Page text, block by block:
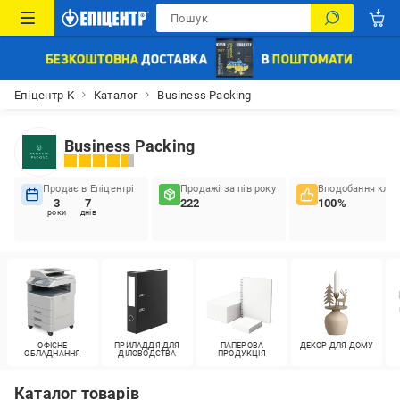
Епіцентр К Каталог Вusiness Packing
Вusiness Packing
Продає в Епіцентрі
3
роки
7
днів
Продажі за пів року
222
Вподобання
100%
ОФІСНЕ
ОБЛАДНАННЯ
ПРИЛАДДЯ ДЛЯ
ДІЛОВОДСТВА
ПАПЕРОВА
ПРОДУКЦІЯ
ДЕКОР ДЛЯ ДОМУ
Каталог товарів